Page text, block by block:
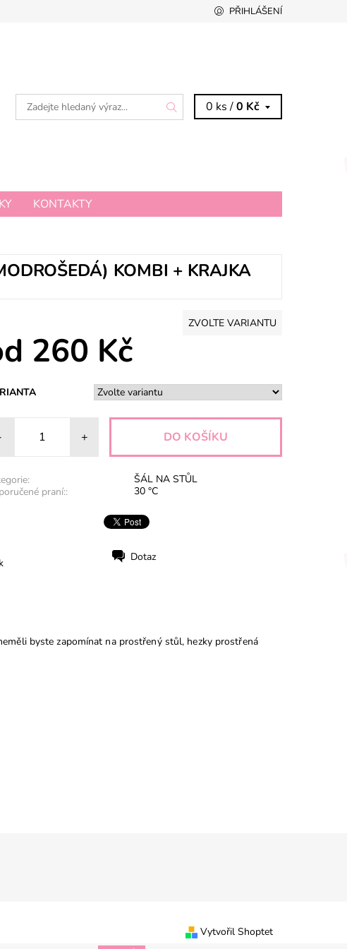
PŘIHLÁŠENÍ
0 ks /0 Kč
KONTAKTY
KOMBI + KRAJKA
ZVOLTE VARIANTU
260 Kč
+
ŠÁL NA STŮL
praní::
30 °C
Dotaz
byste zapomínat na prostřený stůl, hezky prostřená
Vytvořil Shoptet